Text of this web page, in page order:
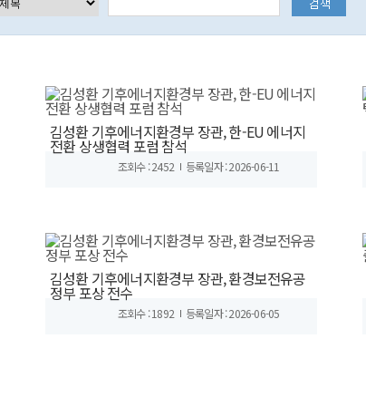
김성환 기후에너지환경부 장관, 한-EU 에너지
전환 상생협력 포럼 참석
조회수 : 2452 등록일자 : 2026-06-11
김성환 기후에너지환경부 장관, 환경보전유공
정부 포상 전수
조회수 : 1892 등록일자 : 2026-06-05